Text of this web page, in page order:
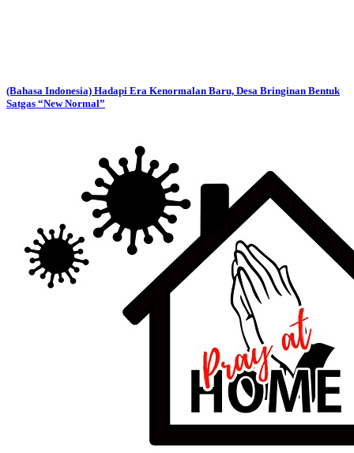
(Bahasa Indonesia) Hadapi Era Kenormalan Baru, Desa Bringinan Bentuk
Satgas “New Normal”